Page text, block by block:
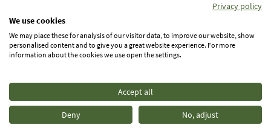
Instagram
Linkedin
Privacy policy
We use cookies
We may place these for analysis of our visitor data, to improve our website, show
personalised content and to give you a great website experience. For more
information about the cookies we use open the settings.
Accept all
Deny No, adjust